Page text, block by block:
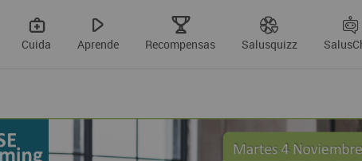
Cuida Aprende Recompensas Salusquizz